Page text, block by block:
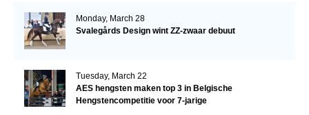
Monday, March 28
Svalegårds Design wint ZZ-zwaar debuut
Tuesday, March 22
AES hengsten maken top 3 in Belgische
Hengstencompetitie voor 7-jarige